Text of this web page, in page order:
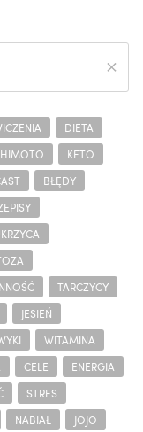
DIETA
KETO
BŁĘDY
TARCZYCY
JESIEŃ
WITAMINA
CELE
ENERGIA
STRES
NABIAŁ
JOJO